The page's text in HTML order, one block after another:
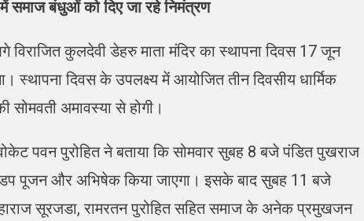
में समाज बंधुओं को दिए जा रहे निमंत्रण
विराजित कुलदेवी डेहरु माता मंदिर का स्थापना दिवस 17 जून
स्थापना दिवस के उपलक्ष्य में आयोजित तीन दिवसीय धार्मिक
सोमवती अमावस्या से होगी।
पवन पुरोहित ने बताया कि सोमवार सुबह 8 बजे पंडित पुखराज
पूजन और अभिषेक किया जाएगा। इसके बाद सुबह 11 बजे
सूरजडा, रामरतन पुरोहित सहित समाज के अनेक प्रमुखजन